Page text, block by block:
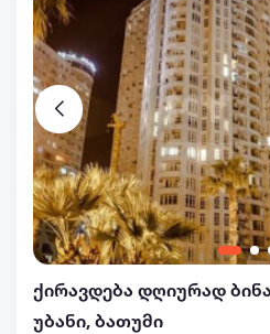
ქირავდება დღიურად
უბანი, ბათუმი